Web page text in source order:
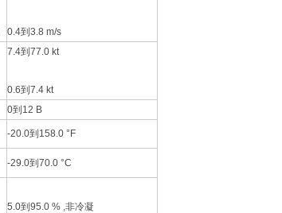
0.4到3.8 m/s
7.4到77.0 kt
0.6到7.4 kt
0到12 B
-20.0到158.0 °F
-29.0到70.0 °C
5.0到95.0 % ,非冷凝